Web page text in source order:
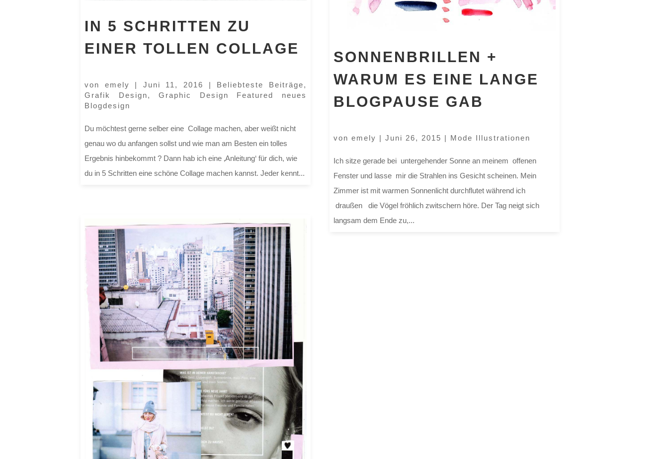
IN 5 SCHRITTEN ZU
EINER TOLLEN COLLAGE
von emely | Juni 11, 2016 | Beliebteste Beiträge,
Grafik Design,Graphic Design Featured neues
Blogdesign
Du möchtest gerne selber eine Collage machen, aber weißt nicht
genau wo du anfangen sollst und wie man am Besten ein tolles
Ergebnis hinbekommt ? Dann hab ich eine ‚Anleitung‘ für dich, wie
du in 5 Schritten eine schöne Collage machen kannst. Jeder kennt...
SONNENBRILLEN +
WARUM ES EINE LANGE
BLOGPAUSE GAB
vonemely |Juni 26, 2015 | Mode Illustrationen
Ich sitze gerade bei untergehender Sonne an meinem offenen
Fenster und lasse mir die Strahlen ins Gesicht scheinen. Mein
Zimmer ist mit warmen Sonnenlicht durchflutet während ich
draußen die Vögel fröhlich zwitschern höre. Der Tag neigt sich
langsam dem Ende zu,...